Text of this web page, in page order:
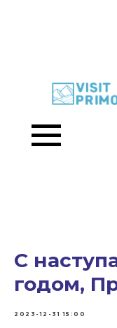
С
годом,
2023-12-31 15:00